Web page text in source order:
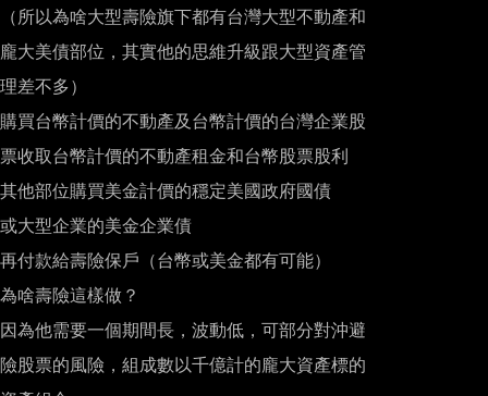
（所以為啥大型壽險旗下都有台灣大型不動產和
龐大美債部位，其實他的思維升級跟大型資產管
理差不多）
購買台幣計價的不動產及台幣計價的台灣企業股
票收取台幣計價的不動產租金和台幣股票股利
其他部位購買美金計價的穩定美國政府國債
或大型企業的美金企業債
再付款給壽險保戶（台幣或美金都有可能）
為啥壽險這樣做？
因為他需要一個期間長，波動低，可部分對沖避
險股票的風險，組成數以千億計的龐大資產標的